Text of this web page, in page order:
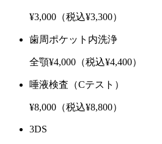
¥3,000（税込¥3,300）
歯周ポケット内洗浄
全顎¥4,000（税込¥4,400）
唾液検査（Cテスト）
¥8,000（税込¥8,800）
3DS